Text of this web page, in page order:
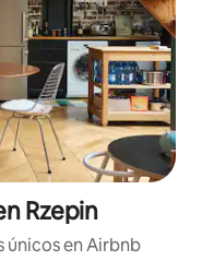
Rzepin
únicos en Airbnb